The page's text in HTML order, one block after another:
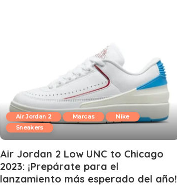
Air Jordan 2 Marcas
Nike
Sneakers
Air Jordan 2 Low UNC to Chicago
2023: ¡Prepárate para el
lanzamiento más esperado del año!